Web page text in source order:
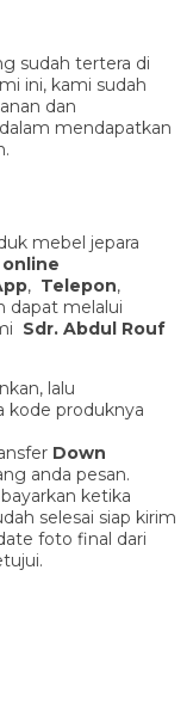
sudah tertera di
ini, kami sudah
dan
mendapatkan
mebel jepara
online
, Telepon,
dapat melalui
Sdr. Abdul Rouf
lalu
kode produknya
Down
anda pesan.
ketika
selesai siap kirim
foto final dari